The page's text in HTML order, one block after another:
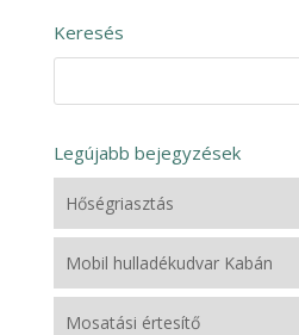
Keresés
Legújabb bejegyzések
Hőségriasztás
Mobil hulladékudvar Kabán
Mosatási értesítő